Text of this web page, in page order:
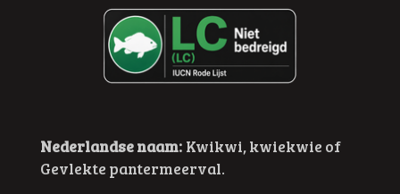
Nederlandse naam:Kwikwi, kwiekwie of
Gevlekte pantermeerval.